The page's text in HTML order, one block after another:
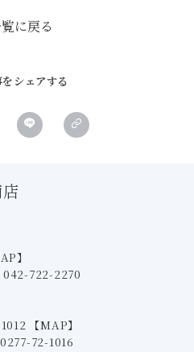
に戻る
シェアする
】
722-2270
【MAP】
72-1016